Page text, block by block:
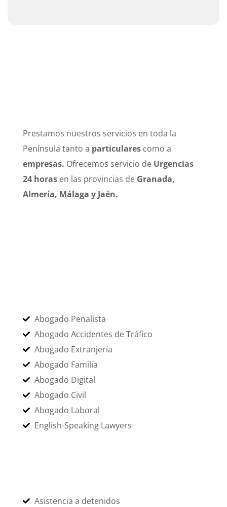
Prestamos nuestros servicios en toda la
Península tanto a particulares como a
empresas. Ofrecemos servicio de Urgencias
24 horas en las provincias de Granada,
Almería, Málaga y Jaén.
Abogado Penalista
Abogado Accidentes de Tráfico
Abogado Extranjería
Abogado Familia
Abogado Digital
Abogado Civil
Abogado Laboral
English-Speaking Lawyers
Asistencia a detenidos